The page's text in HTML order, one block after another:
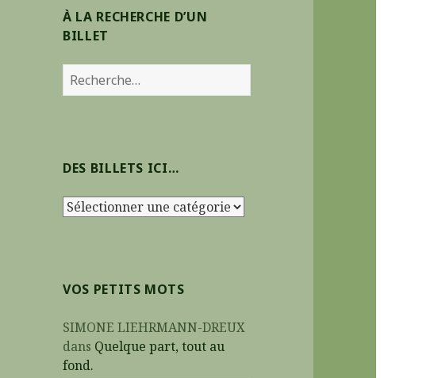
À LA RECHERCHE D’UN
BILLET
R
e
r
h
:
DES BILLETS ICI…
D
i
l
e
t
VOS PETITS MOTS
SIMONE LIEHRMANN-DREUX
dans Quelque part, tout au
fond.